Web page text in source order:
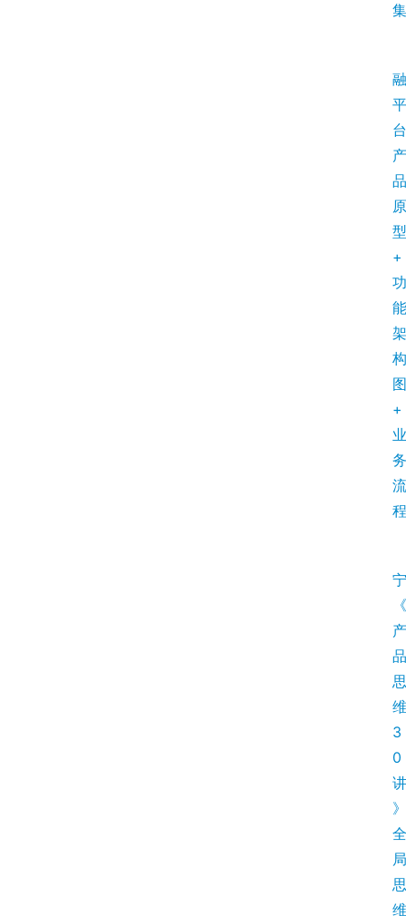
+
+
3
0